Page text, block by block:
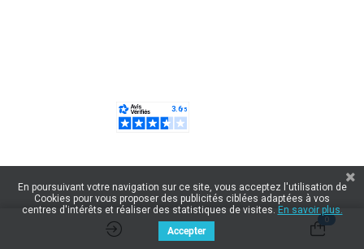
0
En poursuivant votre navigation sur ce site, vous acceptez l'utilisation de
Cookies pour vous proposer des publicités ciblées adaptées à vos
centres d'intérêts et réaliser des statistiques de visites. En savoir plus.
Accepter